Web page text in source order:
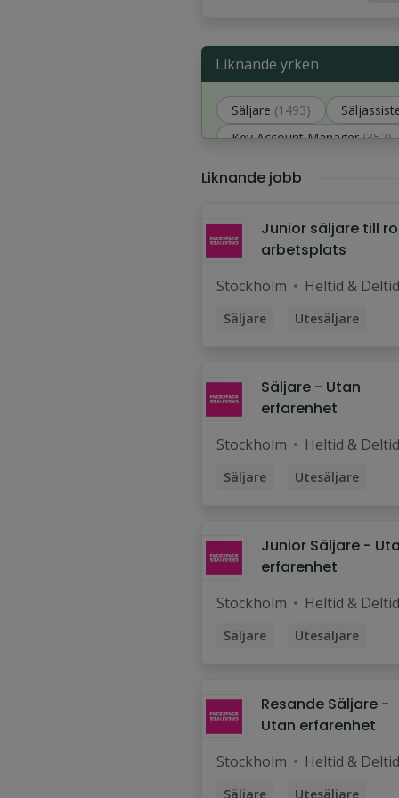
Liknande yrken
Säljare (1493)
Key Account Manager (352)
Liknande jobb
Junior säljare till
arbetsplats
Stockholm Heltid & Deltid
Säljare
Utesäljare
Marknadsförare
Säljare - Utan
erfarenhet
Stockholm Heltid & Deltid
Säljare
Utesäljare
Marknadsförare
Junior Säljare -
erfarenhet
Stockholm Heltid & Deltid
Säljare
Utesäljare
Marknadsförare
Resande Säljare -
Utan erfarenhet
Stockholm Heltid & Deltid
Säljare Utesäljare